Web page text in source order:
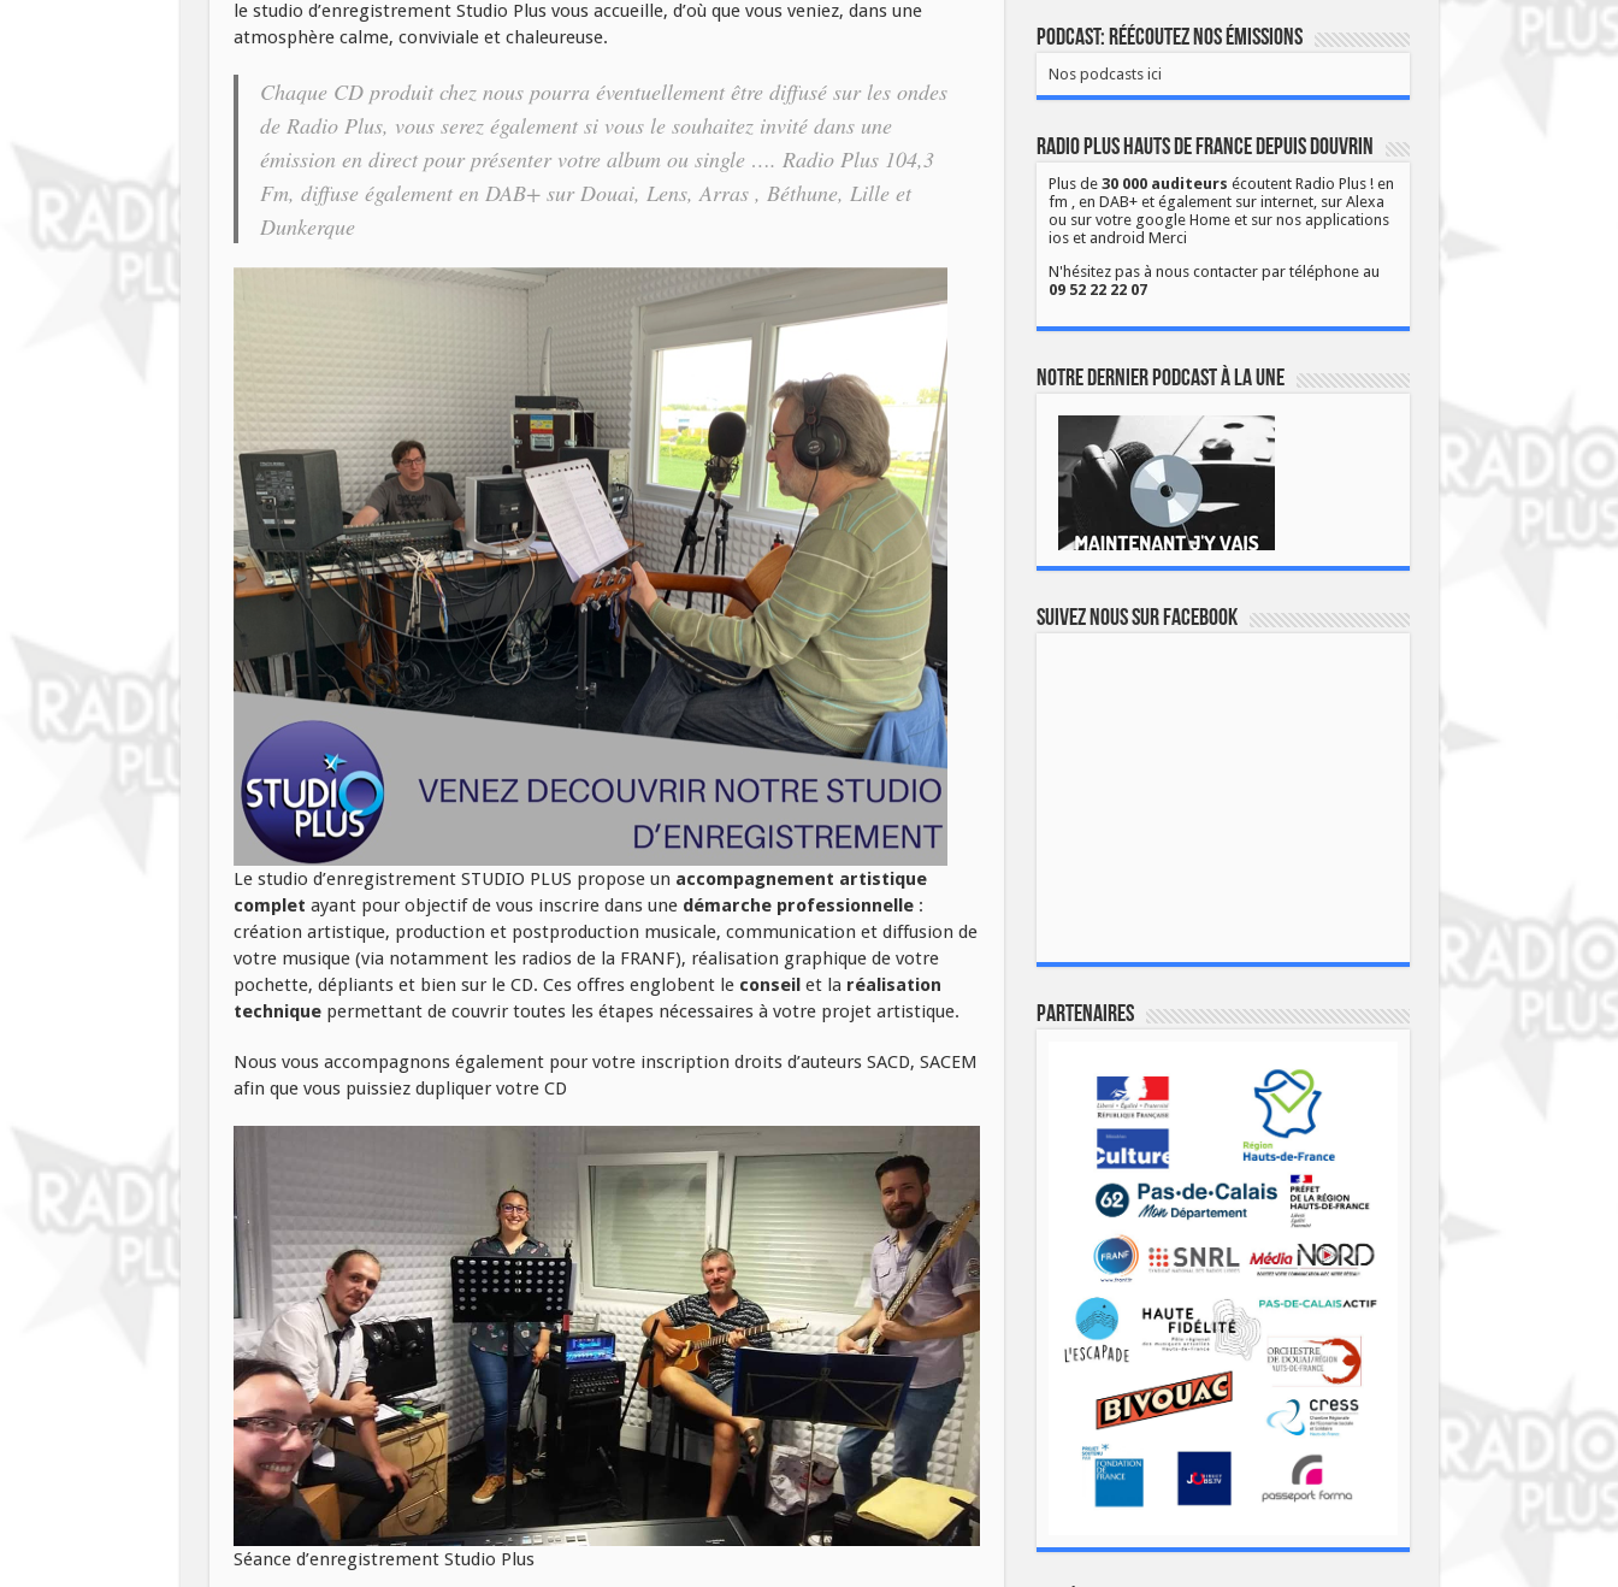
le studio d’enregistrement Studio Plus vous accueille, d’où que vous veniez, dans une
atmosphère calme, conviviale et chaleureuse.
Chaque CD produit chez nous pourra éventuellement être diffusé sur les ondes
de Radio Plus, vous serez également si vous le souhaitez invité dans une
émission en direct pour présenter votre album ou single …. Radio Plus 104,3
Fm, diffuse également en DAB+ sur Douai, Lens, Arras , Béthune, Lille et
Dunkerque
Le studio d’enregistrement STUDIO PLUS propose un accompagnement artistique
complet ayant pour objectif de vous inscrire dans une démarche professionnelle:
création artistique, production et postproduction musicale, communication et diffusion de
votre musique (via notamment les radios de la FRANF), réalisation graphique de votre
pochette, dépliants et bien sur le CD. Ces offres englobent le conseilet la réalisation
techniquepermettant de couvrir toutes les étapes nécessaires à votre projet artistique.
Nous vous accompagnons également pour votre inscription droits d’auteurs SACD, SACEM
afin que vous puissiez dupliquer votre CD
Séance d’enregistrement Studio Plus
Podcast: Réécoutez nos émissions
Nos podcasts ici
Radio Plus Hauts de France depuis Douvrin
Plus de 30 000 auditeurs écoutent Radio Plus ! en
fm , en DAB+ et également sur internet, sur Alexa
ou sur votre google Home et sur nos applications
ios et android Merci
N'hésitez pas à nous contacter par téléphone au
09 52 22 22 07
Notre dernier podcast à la une
Suivez nous sur Facebook
Partenaires